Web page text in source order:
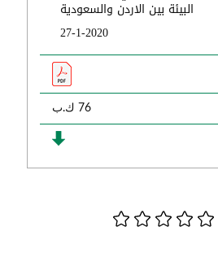
البيئة بين الاردن والسعودية
27-1-2020
76 ك.ب